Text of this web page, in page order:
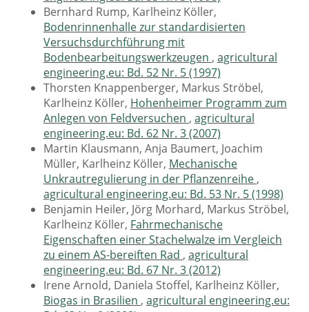
Bernhard Rump, Karlheinz Köller,
Bodenrinnenhalle zur standardisierten
Versuchsdurchführung mit
Bodenbearbeitungswerkzeugen , agricultural
engineering.eu: Bd. 52 Nr. 5 (1997)
Thorsten Knappenberger, Markus Ströbel,
Karlheinz Köller, Hohenheimer Programm zum
Anlegen von Feldversuchen , agricultural
engineering.eu: Bd. 62 Nr. 3 (2007)
Martin Klausmann, Anja Baumert, Joachim
Müller, Karlheinz Köller, Mechanische
Unkrautregulierung in der Pflanzenreihe ,
agricultural engineering.eu: Bd. 53 Nr. 5 (1998)
Benjamin Heiler, Jörg Morhard, Markus Ströbel,
Karlheinz Köller, Fahrmechanische
Eigenschaften einer Stachelwalze im Vergleich
zu einem AS-bereiften Rad , agricultural
engineering.eu: Bd. 67 Nr. 3 (2012)
Irene Arnold, Daniela Stoffel, Karlheinz Köller,
Biogas in Brasilien , agricultural engineering.eu: